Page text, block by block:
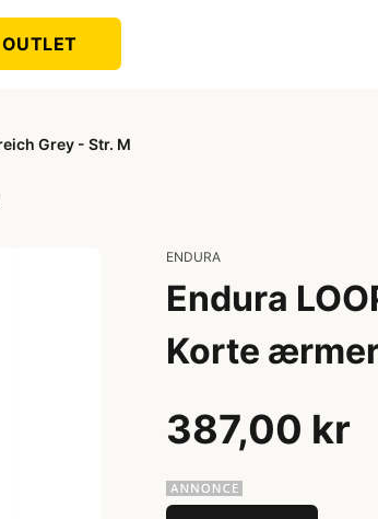
OUTLET
Grey - Str. M
ENDURA
Endura
Korte
387,00 kr